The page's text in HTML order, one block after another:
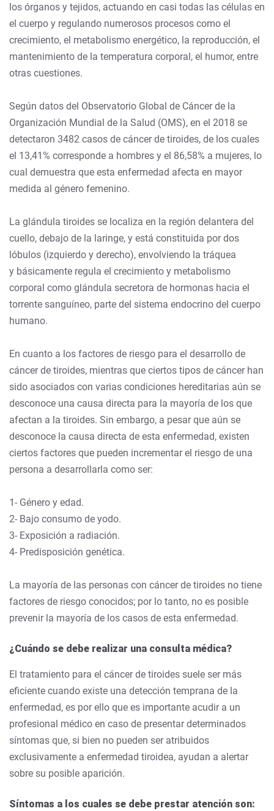
los órganos y tejidos, actuando en casi todas las células en
el cuerpo y regulando numerosos procesos como el
crecimiento, el metabolismo energético, la reproducción, el
mantenimiento de la temperatura corporal, el humor, entre
otras cuestiones.
Según datos del Observatorio Global de Cáncer de la
Organización Mundial de la Salud (OMS), en el 2018 se
detectaron 3482 casos de cáncer de tiroides, de los cuales
el 13,41% corresponde a hombres y el 86,58% a mujeres, lo
cual demuestra que esta enfermedad afecta en mayor
medida al género femenino.
La glándula tiroides se localiza en la región delantera del
cuello, debajo de la laringe, y está constituida por dos
lóbulos (izquierdo y derecho), envolviendo la tráquea
y básicamente regula el crecimiento y metabolismo
corporal como glándula secretora de hormonas hacia el
torrente sanguíneo, parte del sistema endocrino del cuerpo
humano.
En cuanto a los factores de riesgo para el desarrollo de
cáncer de tiroides, mientras que ciertos tipos de cáncer han
sido asociados con varias condiciones hereditarias aún se
desconoce una causa directa para la mayoría de los que
afectan a la tiroides. Sin embargo, a pesar que aún se
desconoce la causa directa de esta enfermedad, existen
ciertos factores que pueden incrementar el riesgo de una
persona a desarrollarla como ser:
1- Género y edad.
2- Bajo consumo de yodo.
3- Exposición a radiación.
4- Predisposición genética.
La mayoría de las personas con cáncer de tiroides no tiene
factores de riesgo conocidos; por lo tanto, no es posible
prevenir la mayoría de los casos de esta enfermedad.
¿Cuándo se debe realizar una consulta médica?
El tratamiento para el cáncer de tiroides suele ser más
eficiente cuando existe una detección temprana de la
enfermedad, es por ello que es importante acudir a un
profesional médico en caso de presentar determinados
síntomas que, si bien no pueden ser atribuidos
exclusivamente a enfermedad tiroidea, ayudan a alertar
sobre su posible aparición.
Síntomas a los cuales se debe prestar atención son: